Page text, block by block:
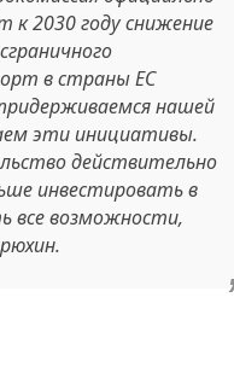
к 2030 году снижение
в страны ЕС
нашей
эти инициативы.
действительно
инвестировать в
все возможности,